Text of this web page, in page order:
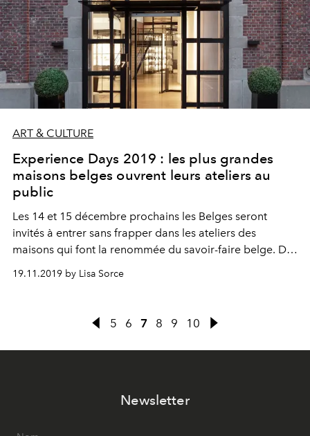
ART & CULTURE
Experience Days 2019 : les plus grandes
maisons belges ouvrent leurs ateliers au
public
Les 14 et 15 décembre prochains les Belges seront
invités à entrer sans frapper dans les ateliers des
maisons qui font la renommée du savoir-faire belge. De
notamment par Dandoy, pas moins de 33 maisons
minutieux qui ont fait leur réputation.
19.11.2019 by Lisa Sorce
5 6 7 8 9 10
Newsletter